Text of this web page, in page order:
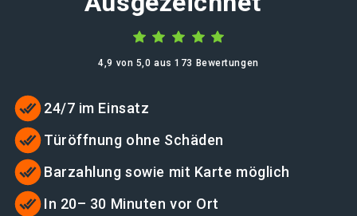
4,9 von 5,0 aus 173 Bewertungen
24/7 im Einsatz
Türöffnung ohne Schäden
Barzahlung sowie mit Karte möglich
In 20– 30 Minuten vor Ort